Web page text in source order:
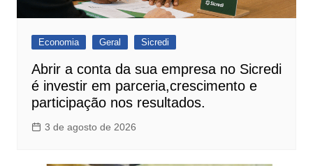
Economia Geral Sicredi
Abrir a conta da sua empresa no Sicredi
é investir em parceria,crescimento e
participação nos resultados.
3 de agosto de 2026